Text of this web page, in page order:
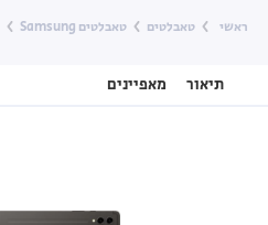
ראשי טאבלטים טאבלטים Samsung
תיאור מאפיינים